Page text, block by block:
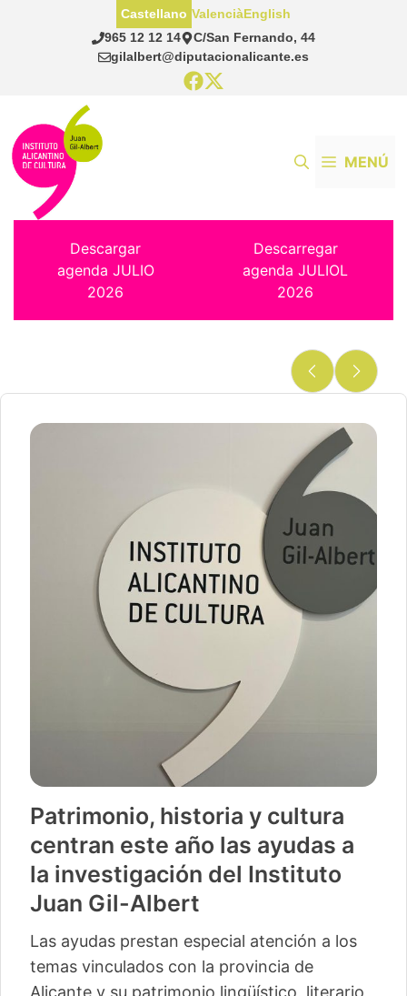
965 12 12 14
C/San Fernando, 44
gilalbert@diputacionalicante.es
Castellano ValenciàEnglish
MENÚ
Descargar
agenda JULIO
2026
Descarregar
agenda JULIOL
2026
Patrimonio, historia y cultura
centran este año las ayudas a
la investigación del Instituto
Juan Gil-Albert
Las ayudas prestan especial atención a los
temas vinculados con la provincia de
Alicante y su patrimonio lingüístico, literario